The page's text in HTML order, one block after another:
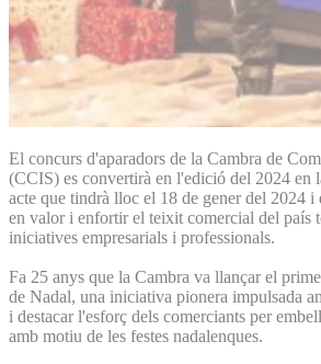
El concurs d'aparadors de la Cambra de
(CCIS) es convertirà en l'edició del 2024 en
acte que tindrà lloc el 18 de gener del 2024 i
en valor i enfortir el teixit comercial del país
iniciatives empresarials i professionals.
Fa 25 anys que la Cambra va llançar el
de Nadal, una iniciativa pionera impulsada
i destacar l'esforç dels comerciants per
amb motiu de les festes nadalenques.